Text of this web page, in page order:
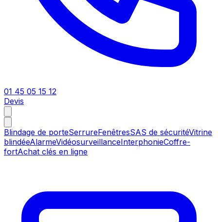
01 45 05 15 12
Devis
Blindage de porteSerrureFenêtresSAS de sécuritéVitrine
blindéeAlarmeVidéosurveillanceInterphonieCoffre-
fortAchat clés en ligne